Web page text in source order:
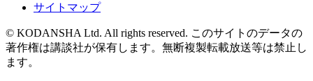
サイトマップ
© KODANSHA Ltd. All rights reserved. このサイトのデータの
著作権は講談社が保有します。無断複製転載放送等は禁止し
ます。